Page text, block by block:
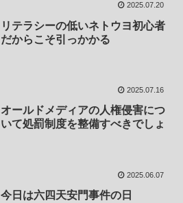
2025.07.20
リテラシーの低いネトウヨ初心者
だからこそ引っかかる
2025.07.16
オールドメディアの人権侵害につ
いて処罰制度を整備すべきでしょ
2025.06.07
今日は六四天安門事件の日